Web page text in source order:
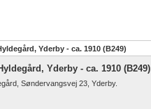
Yderby - ca. 1910 (B249)
Yderby - ca. 1910 (B249)
Søndervangsvej 23, Yderby.